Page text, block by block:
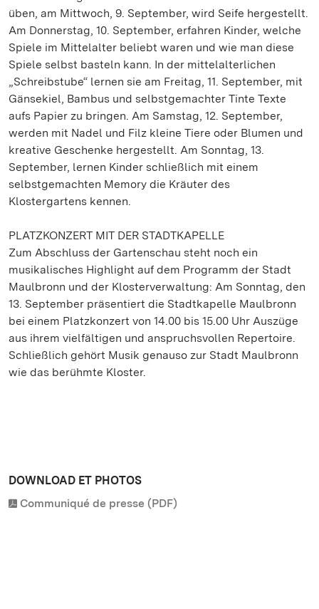
üben, am Mittwoch, 9. September, wird Seife hergestellt.
Am Donnerstag, 10. September, erfahren Kinder, welche
Spiele im Mittelalter beliebt waren und wie man diese
Spiele selbst basteln kann. In der mittelalterlichen
„Schreibstube“ lernen sie am Freitag, 11. September, mit
Gänsekiel, Bambus und selbstgemachter Tinte Texte
aufs Papier zu bringen. Am Samstag, 12. September,
werden mit Nadel und Filz kleine Tiere oder Blumen und
kreative Geschenke hergestellt. Am Sonntag, 13.
September, lernen Kinder schließlich mit einem
selbstgemachten Memory die Kräuter des
Klostergartens kennen.
PLATZKONZERT MIT DER STADTKAPELLE
Zum Abschluss der Gartenschau steht noch ein
musikalisches Highlight auf dem Programm der Stadt
Maulbronn und der Klosterverwaltung: Am Sonntag, den
13. September präsentiert die Stadtkapelle Maulbronn
bei einem Platzkonzert von 14.00 bis 15.00 Uhr Auszüge
aus ihrem vielfältigen und anspruchsvollen Repertoire.
Schließlich gehört Musik genauso zur Stadt Maulbronn
wie das berühmte Kloster.
DOWNLOAD ET PHOTOS
Communiqué de presse (PDF)